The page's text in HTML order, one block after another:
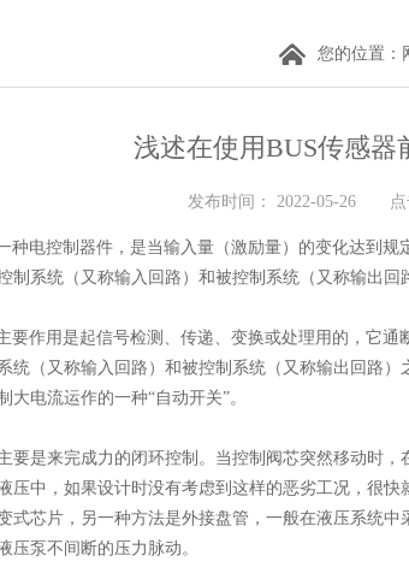
您的位置：
浅述在使用BUS传感器
发布时间： 2022-05-26 点
种电控制器件，是当输入量（激励量）的变化达到
制系统（又称输入回路）和被控制系统（又称输出回
作用是起信号检测、传递、变换或处理用的，它通
统（又称输入回路）和被控制系统（又称输出回路
大电流运作的一种“自动开关”。
是来完成力的闭环控制。当控制阀芯突然移动时，
压中，如果设计时没有考虑到这样的恶劣工况，很
式芯片，另一种方法是外接盘管，一般在液压系统
压泵不间断的压力脉动。